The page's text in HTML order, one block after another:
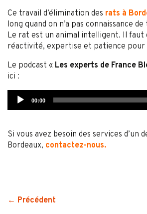
Ce travail d’élimination des rats à
long quand on n’a pas connaissance
Le rat est un animal intelligent. Il faut
réactivité, expertise et patience pour
Le podcast « Les experts de France
ici :
Lecteur
audio
00:00
Si vous avez besoin des services d’un
Bordeaux, contactez-nous.
← Précédent